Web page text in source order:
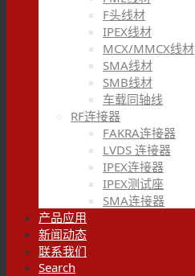
F头线材
IPEX线材
MCX/MMCX线材
SMA线材
SMB线材
车载同轴线
RF连接器
FAKRA连接器
LVDS 连接器
IPEX连接器
IPEX测试座
SMA连接器
产品应用
新闻动态
联系我们
Search